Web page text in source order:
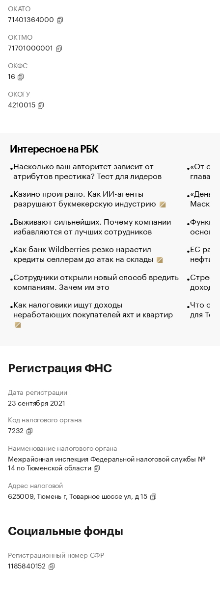
ОКАТО
71401364000
ОКТМО
71701000001
ОКФС
16
ОКОГУ
4210015
Интересное на РБК
Насколько ваш авторитет зависит от
атрибутов престижа? Тест для лидеров
Казино проиграло. Как ИИ-агенты
разрушают букмекерскую индустрию
Выживают сильнейших. Почему компании
избавляются от лучших сотрудников
Как банк Wildberries резко нарастил
кредиты селлерам до атак на склады
Сотрудники открыли новый способ вредить
компаниям. Зачем им это
Как налоговики ищут доходы
неработающих покупателей яхт и квартир
«От
глава
Маск в
основ
ЕС
нефти
Что
для
Регистрация ФНС
Дата регистрации
23 сентября 2021
Код налогового органа
7232
Наименование налогового органа
Межрайонная инспекция Федеральной налоговой службы №
14 по Тюменской области
Адрес налоговой
625009, Тюмень г, Товарное шоссе ул, д 15
Социальные фонды
Регистрационный номер СФР
1185840152